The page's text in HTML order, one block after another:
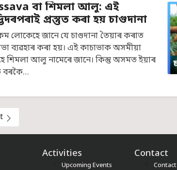
বা শিমলা আলু: এই
প্ৰস্তুত কৰা হয় চাগুদানা
লোকেহে জানে যে চাগুদানা তৈয়াৰ কৰাত
ব্যৱহাৰ কৰা হয়। এই কাচাভাক অসমীয়া
শিমলা আলু নামেৰে জানে। কিন্তু অসমত ইয়াৰ
বৰকৈ…
Activities
Upcoming Events
Contact
Contact